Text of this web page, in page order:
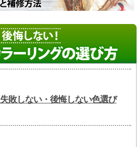
失敗しない・後悔しない色選び